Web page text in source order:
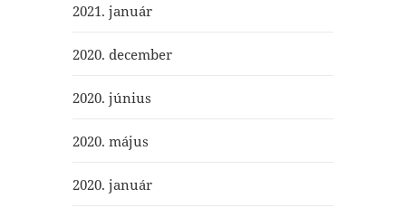
2021. január
2020. december
2020. június
2020. május
2020. január